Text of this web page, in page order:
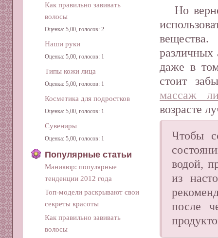
Но
даже в
стоит
массаж
возрасте
Чтобы
водой,
из
после
Как правильно завивать
волосы
Оценка: 5,00, голосов: 2
Наши руки
Оценка: 5,00, голосов: 1
Типы кожи лица
Оценка: 5,00, голосов: 1
Косметика для подростков
Оценка: 5,00, голосов: 1
Сувениры
Оценка: 5,00, голосов: 1
Популярные статьи
Маникюр: популярные
тенденции 2012 года
Топ-модели раскрывают свои
секреты красоты
Как правильно завивать
волосы